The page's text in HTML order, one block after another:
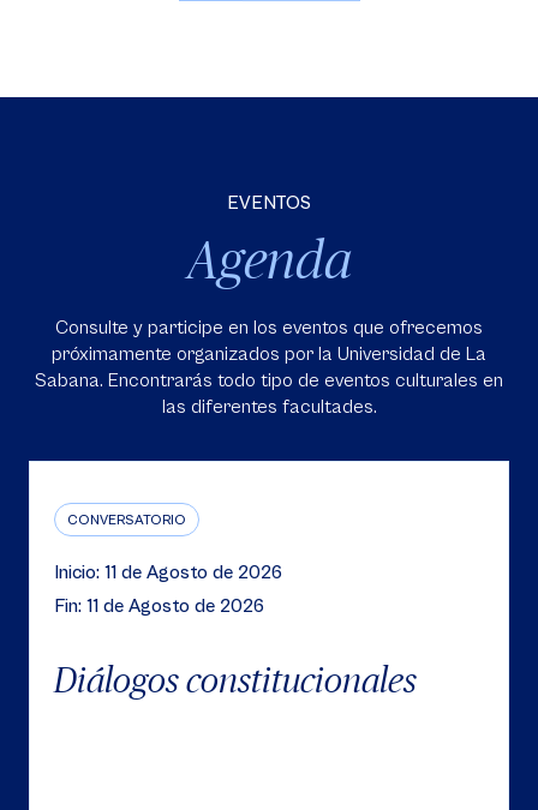
EVENTOS
Agenda
Consulte y participe en los eventos que ofrecemos
próximamente organizados por la Universidad de La
Sabana. Encontrarás todo tipo de eventos culturales en
las diferentes facultades.
CONVERSATORIO
Inicio: 11 de Agosto de 2026
Fin: 11 de Agosto de 2026
Diálogos constitucionales